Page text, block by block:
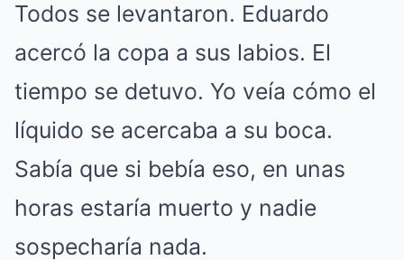
Todos se levantaron. Eduardo
acercó la copa a sus labios. El
tiempo se detuvo. Yo veía cómo el
líquido se acercaba a su boca.
Sabía que si bebía eso, en unas
horas estaría muerto y nadie
sospecharía nada.